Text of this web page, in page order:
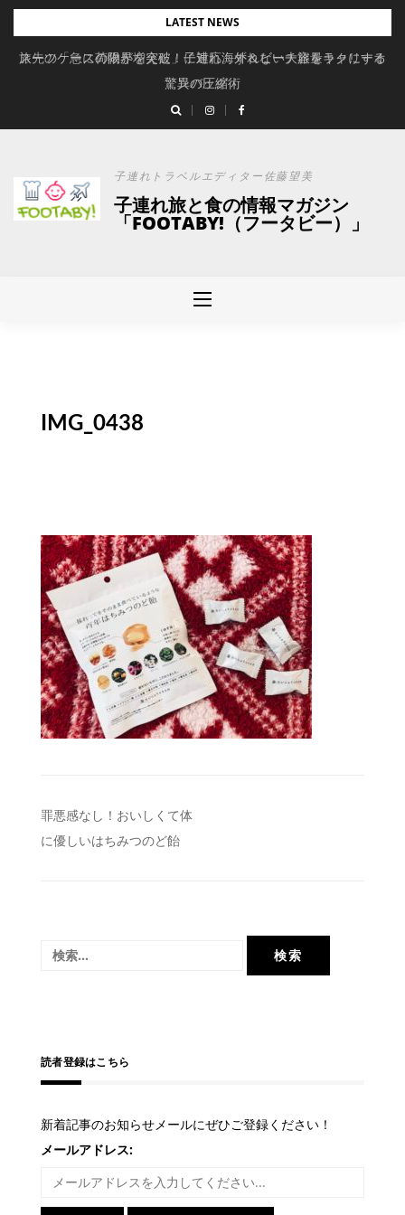
Skip
content
LATEST NEWS
旅先の「急に荷物が増えた」に対応。ずれない大容量キャリーオ
ンバッグ
スーツケースの限界を突破！子連れ海外＆ビーチ旅をラクにする
驚異の圧縮術
子連れトラベルエディター佐藤望美
子連れ旅と食の情報マガジン
「FOOTABY!（フータビー）」
IMG_0438
投
稿
ー
ン
罪悪感なし！おいしくて体
に優しいはちみつのど飴
読者登録はこちら
新着記事のお知らせメールにぜひご登録ください！
メールアドレス: